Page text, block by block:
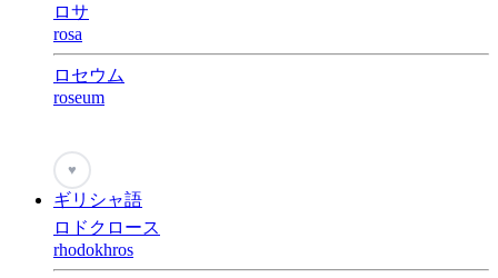
ロサ
rosa
ロセウム
roseum
♥
ギリシャ語
ロドクロース
rhodokhros